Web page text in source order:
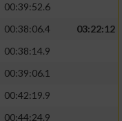
00:39:52.6
00:38:06.4
03:22:12
00:38:14.9
00:39:06.1
00:42:19.9
00:44:24.9